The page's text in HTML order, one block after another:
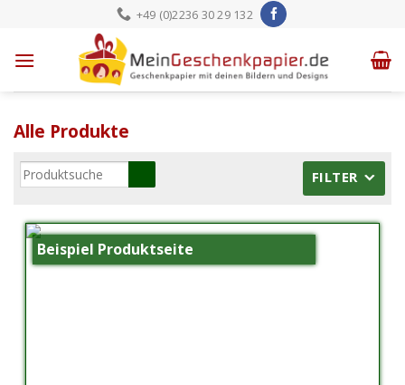
content
+49 (0)2236 30 29 132
Alle Produkte
FILTER
Beispiel Produktseite